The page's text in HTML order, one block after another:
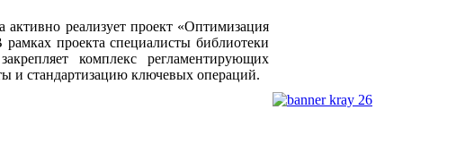
активно реализует проект «Оптимизация
проекта специалисты библиотеки
комплекс регламентирующих
и стандартизацию ключевых операций.